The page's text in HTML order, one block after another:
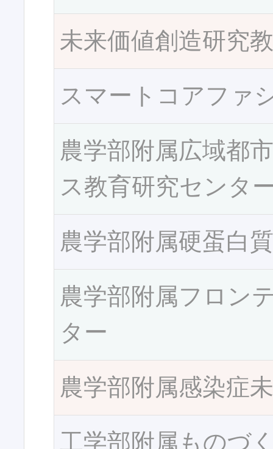
未来価値創造研究
スマートコアファ
農学部附属広域都
ス教育研究センタ
農学部附属硬蛋白
農学部附属フロン
ター
農学部附属感染症
工学部附属ものづ